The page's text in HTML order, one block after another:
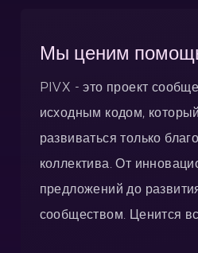
Мы ценим
PIVX - это проект
исходным кодом,
развиваться только
коллектива. От
предложений до
сообществом. Ценится